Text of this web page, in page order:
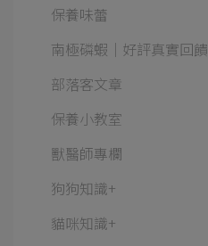
保養味蕾
南極磷蝦│好評真實回饋
部落客文章
保養小教室
獸醫師專欄
狗狗知識+
貓咪知識+